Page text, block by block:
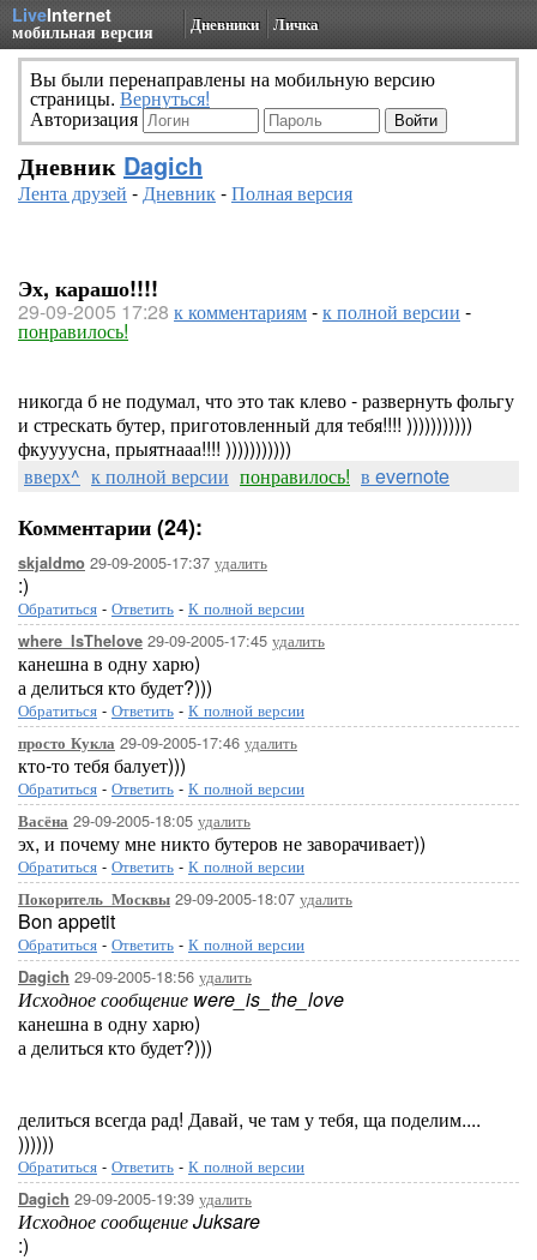
LiveInternet
мобильная версия Дневники Личка
Вы были перенаправлены на мобильную версию
страницы. Вернуться!
Авторизация
Дневник Dagich
Лента друзей -Дневник-Полная версия
Эх, карашо!!!!
29-09-2005 17:28 к комментариям-к полной версии -
понравилось!
никогда б не подумал, что это так клево - развернуть фольгу
и стрескать бутер, приготовленный для тебя!!!! )))))))))))
фкуууусна, прыятнааа!!!! )))))))))))
вверх^ к полной версии понравилось! в evernote
Комментарии (24):
skjaldmo 29-09-2005-17:37 удалить
:)
Обратиться - Ответить - К полной версии
where_IsThelove 29-09-2005-17:45 удалить
канешна в одну харю)
а делиться кто будет?)))
Обратиться - Ответить - К полной версии
просто Кукла 29-09-2005-17:46 удалить
кто-то тебя балует)))
Обратиться - Ответить - К полной версии
Васёна 29-09-2005-18:05 удалить
эх, и почему мне никто бутеров не заворачивает))
Обратиться - Ответить - К полной версии
Покоритель_Москвы 29-09-2005-18:07 удалить
Bon appetit
Обратиться - Ответить - К полной версии
Dagich 29-09-2005-18:56 удалить
Исходное сообщение were_is_the_love
канешна в одну харю)
а делиться кто будет?)))
делиться всегда рад! Давай, че там у тебя, ща поделим....
))))))
Обратиться - Ответить - К полной версии
Dagich 29-09-2005-19:39 удалить
Исходное сообщение Juksare
:)